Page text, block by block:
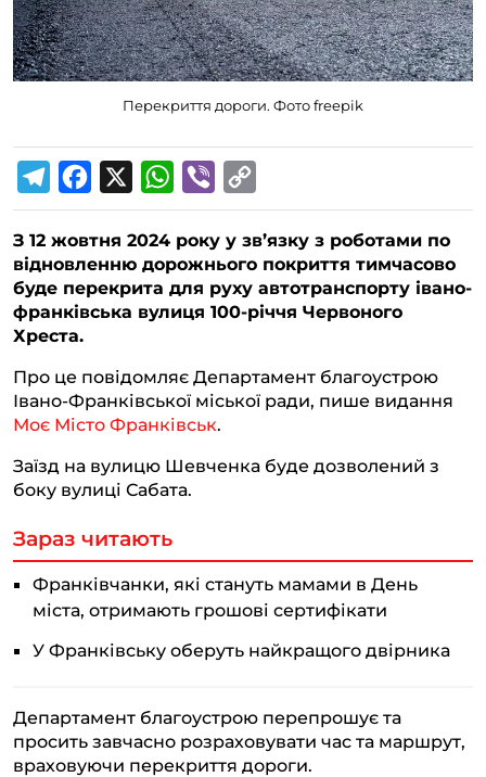
Перекриття дороги. Фото freepik
e
l
e
g
r
a
m
a
c
e
b
o
k
W
h
a
t
s
p
p
i
b
e
r
o
p
y
L
n
k
З 12 жовтня 2024 року у зв’язку з роботами по
відновленню дорожнього покриття тимчасово
буде перекрита для руху автотранспорту івано-
франківська вулиця 100-річчя Червоного
Хреста.
Про це повідомляє Департамент благоустрою
Івано-Франківської міської ради, пише видання
Моє Місто Франківськ.
Заїзд на вулицю Шевченка буде дозволений з
боку вулиці Сабата.
Зараз читають
Франківчанки, які стануть мамами в День
міста, отримають грошові сертифікати
У Франківську оберуть найкращого двірника
Департамент благоустрою перепрошує та
просить завчасно розраховувати час та маршрут,
враховуючи перекриття дороги.